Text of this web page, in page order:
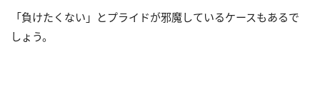
「負けたくない」とプライドが邪魔しているケースもあるで
しょう。